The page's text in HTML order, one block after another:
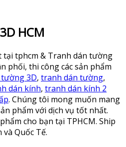
HCM
tại tphcm & Tranh dán tường
phối, thi công các sản phẩm
3D, tranh dán tường,
dán kính, tranh dán kính 2
. Chúng tôi mong muốn mang
phẩm với dịch vụ tốt nhất.
cho bạn tại TPHCM. Ship
Quốc Tế.